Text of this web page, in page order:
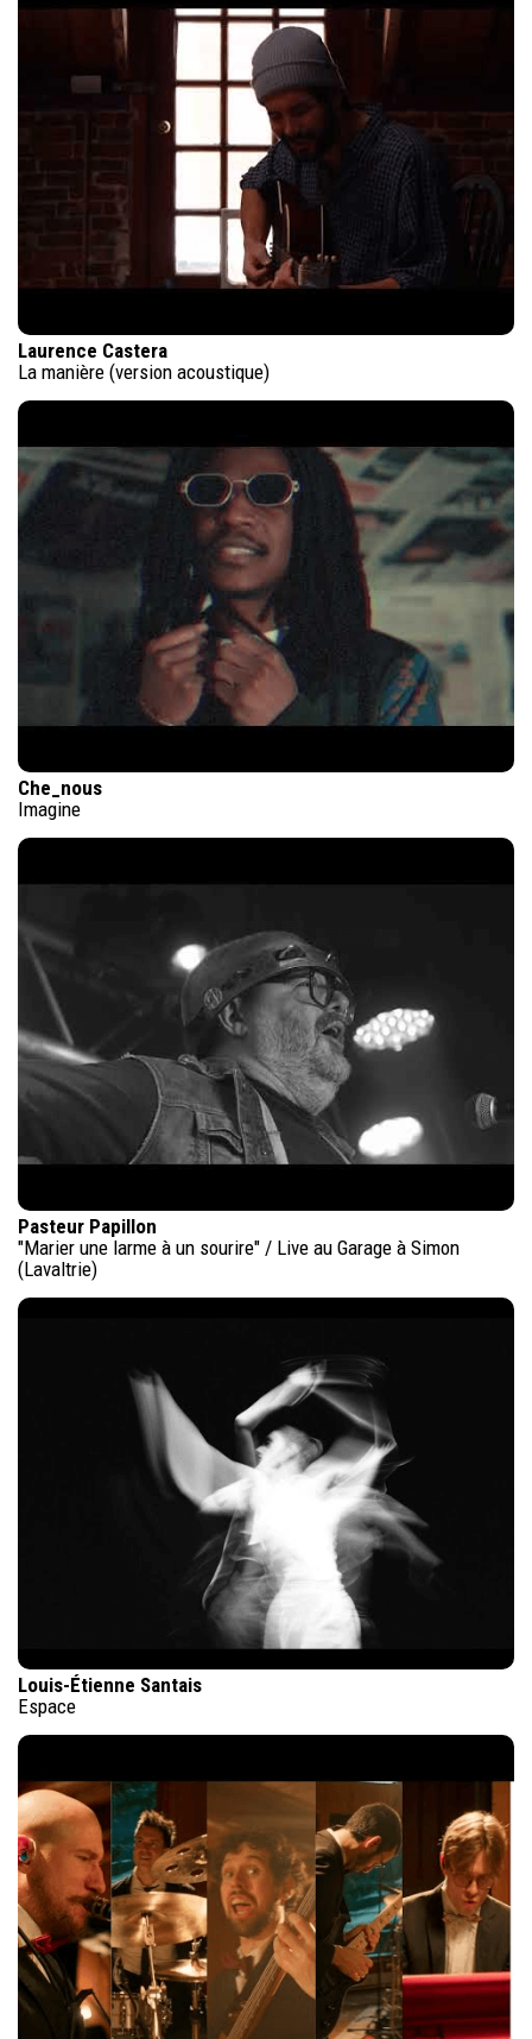
Laurence Castera
La manière (version acoustique)
Che_nous
Imagine
Pasteur Papillon
"Marier une larme à un sourire" / Live au Garage à Simon
(Lavaltrie)
Louis-Étienne Santais
Espace